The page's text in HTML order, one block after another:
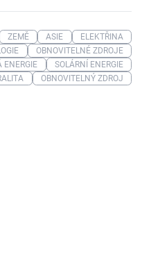
ZEMĚ ASIE
ELEKTŘINA
OBNOVITELNÉ ZDROJE
ENERGIE
SOLÁRNÍ ENERGIE
OBNOVITELNÝ ZDROJ